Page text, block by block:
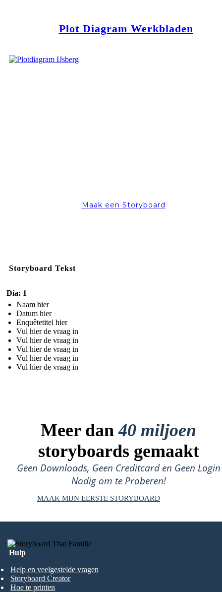
Plot Diagram Werkbladen
Maak een Storyboard
Storyboard Tekst
Dia: 1
Naam hier
Datum hier
Enquêtetitel hier
Vul hier de vraag in
Vul hier de vraag in
Vul hier de vraag in
Vul hier de vraag in
Vul hier de vraag in
Meer dan40 miljoen
storyboards gemaakt
Geen Downloads, Geen Creditcard en Geen Login
Nodig om te Proberen!
MAAK MIJN EERSTE STORYBOARD
Hulp
Help en veelgestelde vragen
Storyboard Creator
Hoe te printen